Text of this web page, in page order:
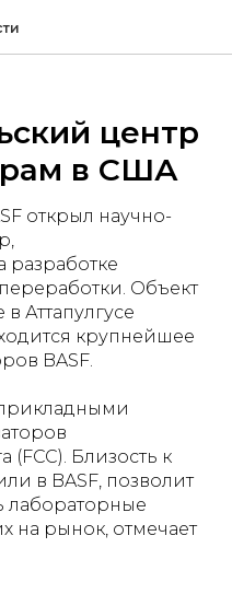
центр
в США
открыл научно-
Объект
Аттапулгусе
крупнейшее
BASF.
(FCC). Близость к
в BASF, позволит
лабораторные
на рынок, отмечает